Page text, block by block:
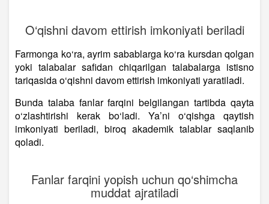
O‘qishni davom ettirish imkoniyati beriladi
Farmonga ko‘ra, ayrim sabablarga ko‘ra kursdan qolgan
yoki talabalar safidan chiqarilgan talabalarga istisno
tariqasida o‘qishni davom ettirish imkoniyati yaratiladi.
Bunda talaba fanlar farqini belgilangan tartibda qayta
o‘zlashtirishi kerak bo‘ladi. Ya’ni o‘qishga qaytish
imkoniyati beriladi, biroq akademik talablar saqlanib
qoladi.
Fanlar farqini yopish uchun qo‘shimcha
muddat ajratiladi